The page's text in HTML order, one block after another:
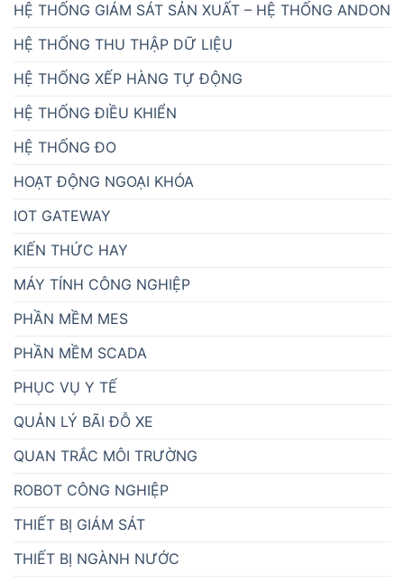
HỆ THỐNG GIÁM SÁT SẢN XUẤT – HỆ THỐNG ANDON
HỆ THỐNG THU THẬP DỮ LIỆU
HỆ THỐNG XẾP HÀNG TỰ ĐỘNG
HỆ THỐNG ĐIỀU KHIỂN
HỆ THỐNG ĐO
HOẠT ĐỘNG NGOẠI KHÓA
IOT GATEWAY
KIẾN THỨC HAY
MÁY TÍNH CÔNG NGHIỆP
PHẦN MỀM MES
PHẦN MỀM SCADA
PHỤC VỤ Y TẾ
QUẢN LÝ BÃI ĐỖ XE
QUAN TRẮC MÔI TRƯỜNG
ROBOT CÔNG NGHIỆP
THIẾT BỊ GIÁM SÁT
THIẾT BỊ NGÀNH NƯỚC